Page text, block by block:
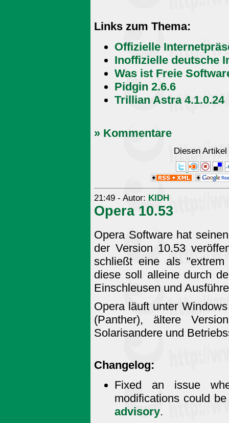
Links zum Thema:
Offizielle
Inoffizielle deutsche
Was ist Freie
Pidgin 2.6.6
Trillian Astra 4.1.0.24
» Kommentare
Diesen
21:49 - Autor: KIDH
Opera 10.53
Opera Software hat
der Version 10.53
schließt eine als "extrem
diese soll alleine durch
Einschleusen und
Opera läuft unter
(Panther), ältere
Solarisandere und
Changelog:
Fixed an issue
modifications could
advisory.